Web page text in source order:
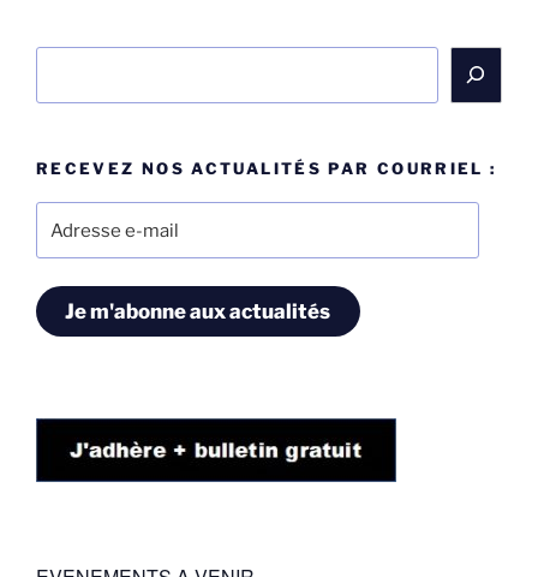
RECEVEZ NOS ACTUALITÉS PAR COURRIEL :
Je m'abonne aux actualités